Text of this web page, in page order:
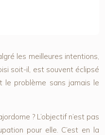
les meilleures intentions,
soit-il, est souvent éclipsé
le problème sans jamais le
? L’objectif n’est pas
pour elle. C’est en la